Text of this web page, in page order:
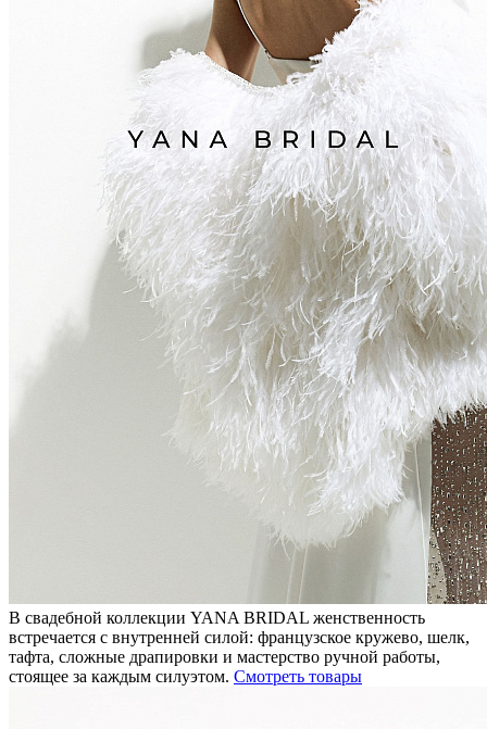
В свадебной коллекции YANA BRIDAL женственность
встречается с внутренней силой: французское кружево, шелк,
тафта, сложные драпировки и мастерство ручной работы,
стоящее за каждым силуэтом. Смотреть товары